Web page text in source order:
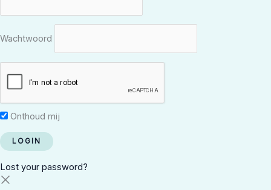
Wachtwoord
Onthoud mij
Lost your password?